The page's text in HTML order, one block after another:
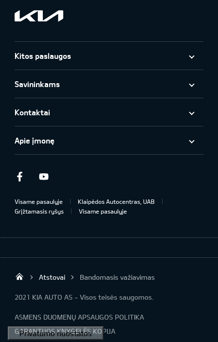
Kitos paslaugos
Savininkams
Kontaktai
Apie įmonę
Facebook
Visame pasaulyje
Klaipėdos Autocentras, UAB
Grįžtamasis ryšys
Visame pasaulyje
Klaipėdos Autocentras
Atstovai Bandomasis važiavimas
2021 KIA AUTO AS - Visos teisės saugomos.
ASMENS DUOMENŲ APSAUGOS POLITIKA
GARANTIJOS KNYGELĖS KOPIJA